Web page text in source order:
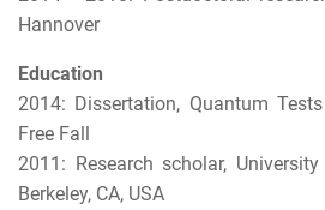
Hannover
Education
2014: Dissertation, Quantum
Free Fall
2011: Research scholar,
Berkeley, CA, USA